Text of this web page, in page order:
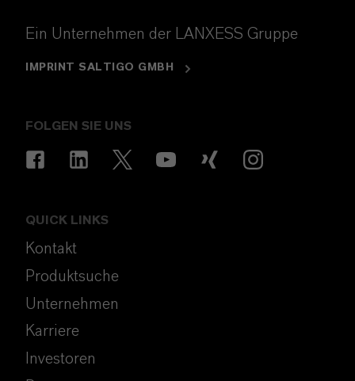
Ein Unternehmen der LANXESS Gruppe
IMPRINT SALTIGO GMBH
FOLGEN SIE UNS
QUICK LINKS
Kontakt
Produktsuche
Unternehmen
Karriere
Investoren